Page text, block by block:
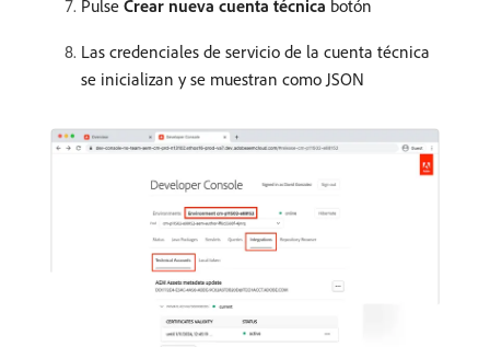
Pulse Crear nueva cuenta técnica botón
Las credenciales de servicio de la cuenta técnica
se inicializan y se muestran como JSON